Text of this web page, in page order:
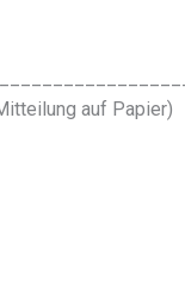
auf Papier)